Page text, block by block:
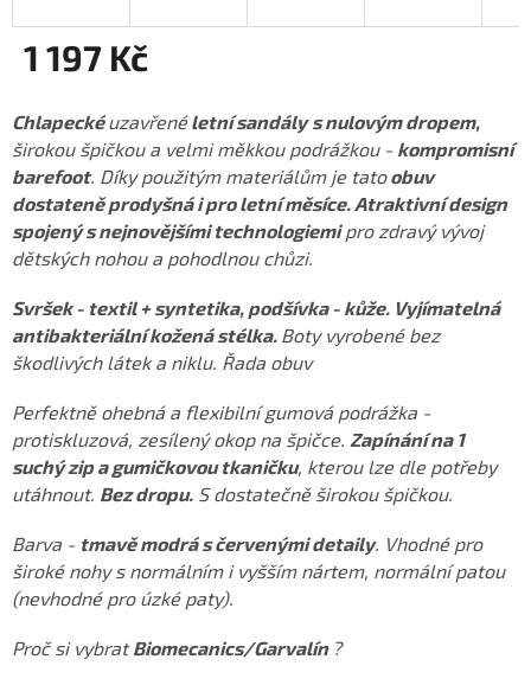
1 197 Kč
cena:
Chlapeckéuzavřenéletní sandály s nulovým dropem,
širokou špičkou a velmi měkkou podrážkou - kompromisní
barefoot. Díky použitým materiálům je tatoobuv
dostateně prodyšná i pro letní měsíce. Atraktivní design
spojený s nejnovějšími technologiemipro zdravý vývoj
dětských nohou a pohodlnou chůzi.
Svršek - textil + syntetika, podšívka - kůže. Vyjímatelná
antibakteriální kožená stélka. Boty vyrobené bez
škodlivých látek a niklu. Řada obuv
Perfektně ohebná a flexibilní gumová podrážka -
protiskluzová, zesílený okop na špičce. Zapínání na 1
suchý zip a gumičkovou tkaničku, kterou lze dle potřeby
utáhnout. Bez dropu. S dostatečně širokou špičkou.
Barva - tmavě modrá s červenými detaily. Vhodné pro
široké nohy s normálním i vyšším nártem, normální patou
(nevhodné pro úzké paty).
Proč si vybratBiomecanics/Garvalín ?